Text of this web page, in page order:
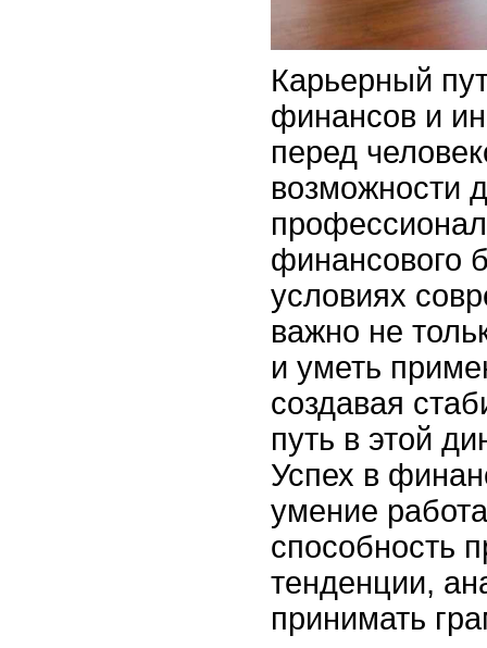
Карьерный
финансов и
перед
возможности
финансового
условиях
важно не
и уметь
создавая
путь в этой
Успех в
умение
способность
тенденции,
принимать